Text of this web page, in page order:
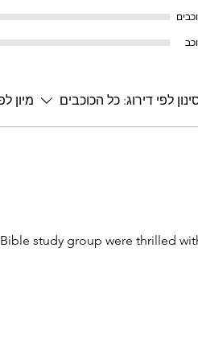
לפי דירוג: כל הכוכבים מיון
study group were thrilled